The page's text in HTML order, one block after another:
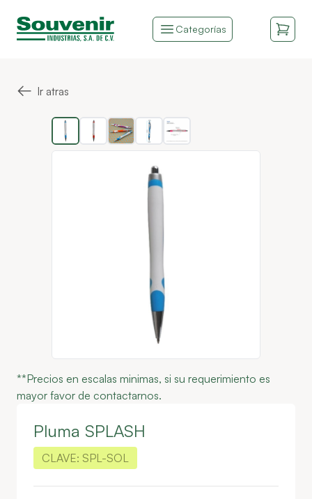
Categorías
← Ir atras
**Precios en escalas minimas, si su requerimiento es
mayor favor de contactarnos.
Pluma SPLASH
CLAVE: SPL-SOL